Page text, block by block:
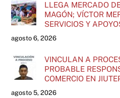
LLEGA MERCADO
MAGÓN; VÍCTOR
SERVICIOS Y
agosto 6, 2026
VINCULAN A
PROBABLE
COMERCIO EN
agosto 5, 2026